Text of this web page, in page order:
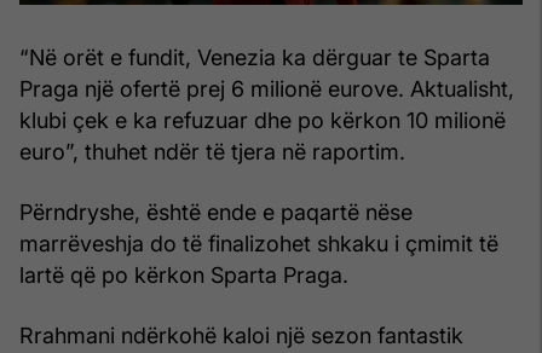
“Në orët e fundit, Venezia ka dërguar te Sparta
Praga një ofertë prej 6 milionë eurove. Aktualisht,
klubi çek e ka refuzuar dhe po kërkon 10 milionë
euro”, thuhet ndër të tjera në raportim.
Përndryshe, është ende e paqartë nëse
marrëveshja do të finalizohet shkaku i çmimit të
lartë që po kërkon Sparta Praga.
Rrahmani ndërkohë kaloi një sezon fantastik